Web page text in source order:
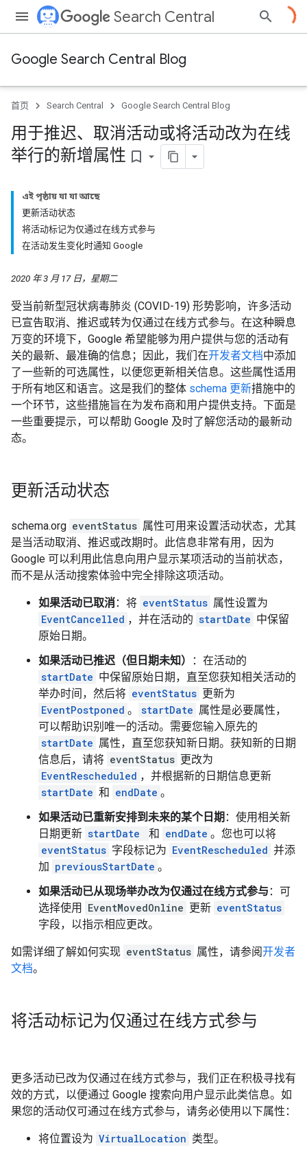
Search Central
Google Search Central Blog
首页 Search Central Google Search Central Blog
用于推迟、取消活动或将活动改为在线
举行的新增属性 bookmark_border
এই পৃষ্ঠায় যা যা আছে
更新活动状态
将活动标记为仅通过在线方式参与
在活动发生变化时通知 Google
2020 年 3 月 17 日，星期二
受当前新型冠状病毒肺炎 (COVID-19) 形势影响，许多活动
已宣告取消、推迟或转为仅通过在线方式参与。在这种瞬息
万变的环境下，Google 希望能够为用户提供与您的活动有
关的最新、最准确的信息；因此，我们在开发者文档中添加
了一些新的可选属性，以便您更新相关信息。这些属性适用
于所有地区和语言。这是我们的整体 schema 更新措施中的
一个环节，这些措施旨在为发布商和用户提供支持。下面是
一些重要提示，可以帮助 Google 及时了解您活动的最新动
态。
更新活动状态
schema.org eventStatus 属性可用来设置活动状态，尤其
是当活动取消、推迟或改期时。此信息非常有用，因为
Google 可以利用此信息向用户显示某项活动的当前状态，
而不是从活动搜索体验中完全排除这项活动。
如果活动已取消：将 eventStatus 属性设置为
EventCancelled ，并在活动的 startDate 中保留
原始日期。
如果活动已推迟（但日期未知）
：在活动的
startDate 中保留原始日期，直至您获知相关活动的
举办时间，然后将 eventStatus 更新为
EventPostponed 。 startDate 属性是必要属性，
可以帮助识别唯一的活动。需要您输入原先的
startDate 属性，直至您获知新日期。获知新的日期
信息后，请将 eventStatus 更改为
EventRescheduled ，并根据新的日期信息更新
startDate 和 endDate 。
如果活动已重新安排到未来的某个日期 ：使用相关新
日期更新 startDate 和 endDate 。您也可以将
eventStatus 字段标记为 EventRescheduled 并添
加 previousStartDate 。
如果活动已从现场举办改为仅通过在线方式参与 ：可
选择使用
EventMovedOnline 更新 eventStatus
字段，以指示相应更改。
如需详细了解如何实现 eventStatus 属性，请参阅开发者
文档。
将活动标记为仅通过在线方式参与
更多活动已改为仅通过在线方式参与，我们正在积极寻找有
效的方式，以便通过 Google 搜索向用户显示此类信息。如
果您的活动仅可通过在线方式参与，请务必使用以下属性：
将位置设为 VirtualLocation 类型。